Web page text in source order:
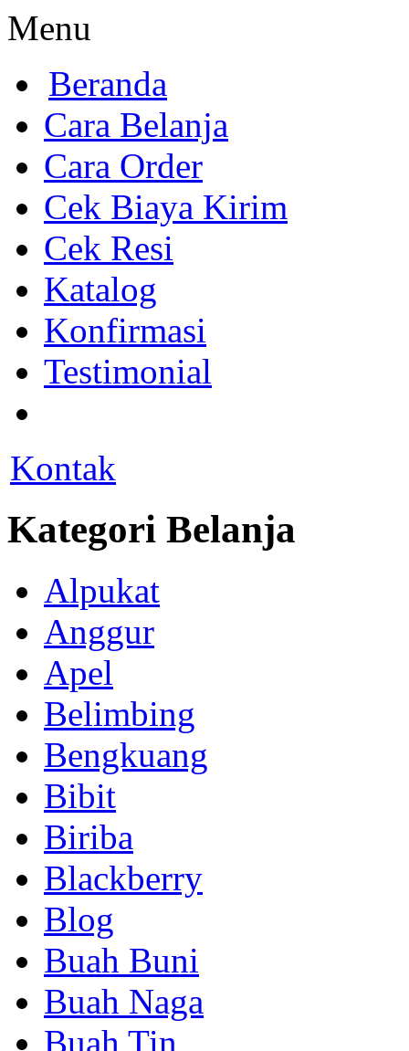
Menu
Beranda
Cara Belanja
Cara Order
Cek Biaya Kirim
Cek Resi
Katalog
Konfirmasi
Testimonial
Kontak
Kategori Belanja
Alpukat
Anggur
Apel
Belimbing
Bengkuang
Bibit
Biriba
Blackberry
Blog
Buah Buni
Buah Naga
Buah Tin